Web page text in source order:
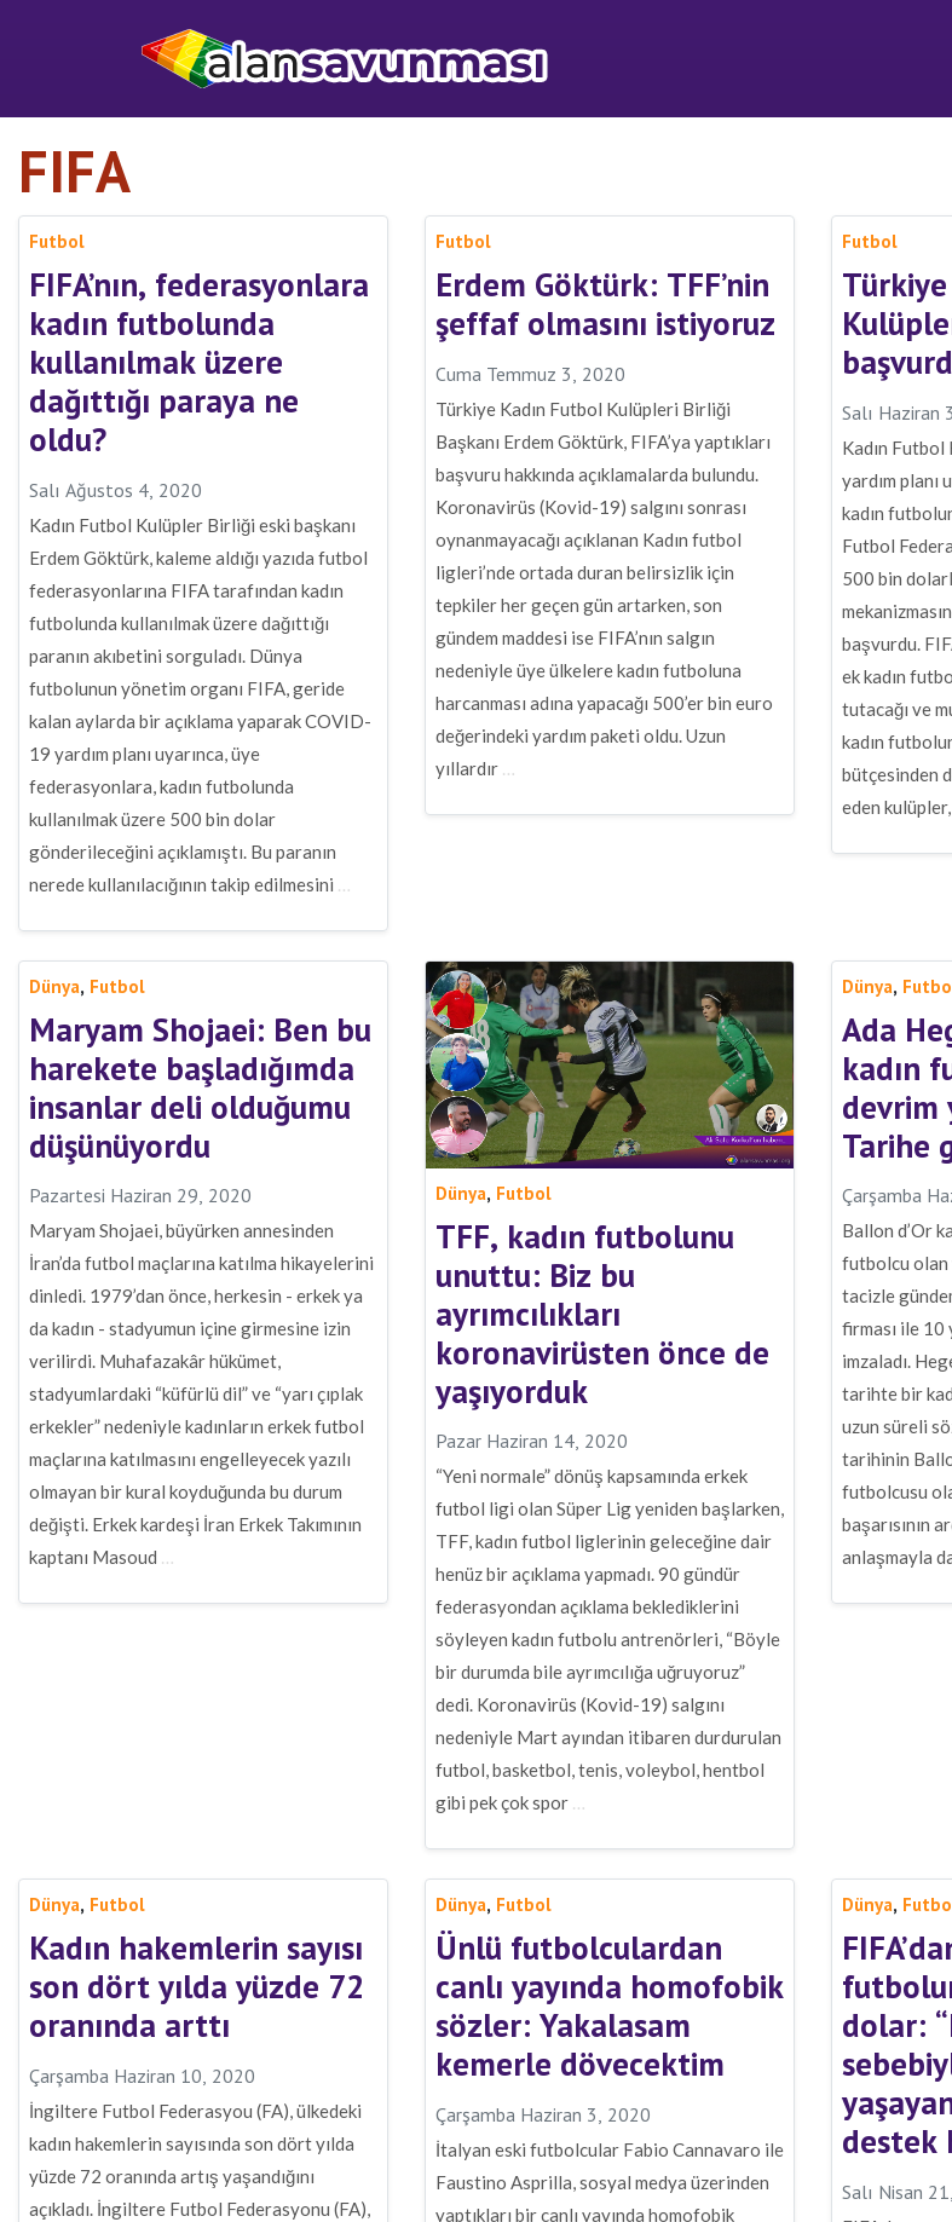
FIFA
Futbol
FIFA’nın, federasyonlara
kadın futbolunda
kullanılmak üzere
dağıttığı paraya ne
oldu?
Salı Ağustos 4, 2020
Kadın Futbol Kulüpler Birliği eski başkanı
Erdem Göktürk, kaleme aldığı yazıda futbol
federasyonlarına FIFA tarafından kadın
futbolunda kullanılmak üzere dağıttığı
paranın akıbetini sorguladı. Dünya
futbolunun yönetim organı FIFA, geride
kalan aylarda bir açıklama yaparak COVID-
19 yardım planı uyarınca, üye
federasyonlara, kadın futbolunda
kullanılmak üzere 500 bin dolar
gönderileceğini açıklamıştı. Bu paranın
nerede kullanılacığının takip edilmesini
Futbol
Erdem Göktürk: TFF’nin
şeffaf olmasını istiyoruz
Cuma Temmuz 3, 2020
Türkiye Kadın Futbol Kulüpleri Birliği
Başkanı Erdem Göktürk, FIFA’ya yaptıkları
başvuru hakkında açıklamalarda bulundu.
Koronavirüs (Kovid-19) salgını sonrası
oynanmayacağı açıklanan Kadın futbol
ligleri’nde ortada duran belirsizlik için
tepkiler her geçen gün artarken, son
gündem maddesi ise FIFA’nın salgın
nedeniyle üye ülkelere kadın futboluna
harcanması adına yapacağı 500’er bin euro
değerindeki yardım paketi oldu. Uzun
yıllardır
Futbol
Salı Haziran
Kadın
yardım planı
kadın
Futbol
500 bin
başvurdu.
ek kadın
tutacağı ve
kadın
bütçesinden
eden
Dünya, Futbol
Maryam Shojaei: Ben bu
harekete başladığımda
insanlar deli olduğumu
düşünüyordu
Pazartesi Haziran 29, 2020
Maryam Shojaei, büyürken annesinden
İran’da futbol maçlarına katılma hikayelerini
dinledi. 1979’dan önce, herkesin - erkek ya
da kadın - stadyumun içine girmesine izin
verilirdi. Muhafazakâr hükümet,
stadyumlardaki “küfürlü dil” ve “yarı çıplak
erkekler” nedeniyle kadınların erkek futbol
maçlarına katılmasını engelleyecek yazılı
olmayan bir kural koyduğunda bu durum
değişti. Erkek kardeşi İran Erkek Takımının
kaptanı Masoud …
Dünya, Futbol
TFF, kadın futbolunu
unuttu: Biz bu
ayrımcılıkları
koronavirüsten önce de
yaşıyorduk
Pazar Haziran 14, 2020
“Yeni normale” dönüş kapsamında erkek
futbol ligi olan Süper Lig yeniden başlarken,
TFF, kadın futbol liglerinin geleceğine dair
henüz bir açıklama yapmadı. 90 gündür
federasyondan açıklama beklediklerini
söyleyen kadın futbolu antrenörleri, “Böyle
bir durumda bile ayrımcılığa uğruyoruz”
dedi. Koronavirüs (Kovid-19) salgını
nedeniyle Mart ayından itibaren durdurulan
futbol, basketbol, tenis, voleybol, hentbol
gibi pek çok spor …
Dünya,
Ada
kadın
devrim
Tarihe
Çarşamba
Ballon d’Or
futbolcu olan
tacizle
firması ile 10
imzaladı.
tarihte bir
uzun süreli
tarihinin
futbolcusu
başarısının
anlaşmayla
Dünya, Futbol
Kadın hakemlerin sayısı
son dört yılda yüzde 72
oranında arttı
Çarşamba Haziran 10, 2020
İngiltere Futbol Federasyou (FA), ülkedeki
kadın hakemlerin sayısında son dört yılda
yüzde 72 oranında artış yaşandığını
açıkladı. İngiltere Futbol Federasyonu (FA),
Dünya, Futbol
Ünlü futbolculardan
canlı yayında homofobik
sözler: Yakalasam
kemerle dövecektim
Çarşamba Haziran 3, 2020
İtalyan eski futbolcular Fabio Cannavaro ile
Faustino Asprilla, sosyal medya üzerinden
yaptıkları bir canlı yayında homofobik
Dünya,
dolar:
destek
Salı Nisan